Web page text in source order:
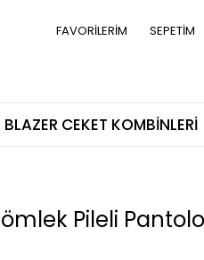
SEPETIM
FAVORILERIM
BLAZER CEKET KOMBINLERI
Pileli